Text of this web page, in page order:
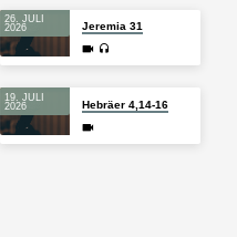
26. JULI
2026
Jeremia 31
19. JULI
2026
Hebräer 4,14-16